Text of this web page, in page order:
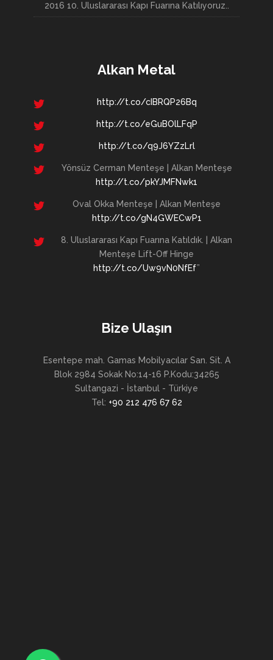
2016 10. Uluslararası Kapı Fuarına Katılıyoruz..
Alkan Metal
http://t.co/cIBRQP26Bq
http://t.co/eGuBOlLFqP
http://t.co/q9J6YZzLrl
Yönsüz Cerman Menteşe | Alkan Menteşe
http://t.co/pkYJMFNwk1
Oval Okka Menteşe | Alkan Menteşe
http://t.co/gN4GWECwP1
8. Uluslararası Kapı Fuarına Katıldık. | Alkan
Menteşe Lift-Off Hinge
http://t.co/Uw9vN0NfEf”
Bize Ulaşın
Esentepe mah. Gamas Mobilyacılar San. Sit. A
Blok 2984 Sokak No:14-16 P.Kodu:34265
Sultangazi - İstanbul - Türkiye
Tel: +90 212 476 67 62